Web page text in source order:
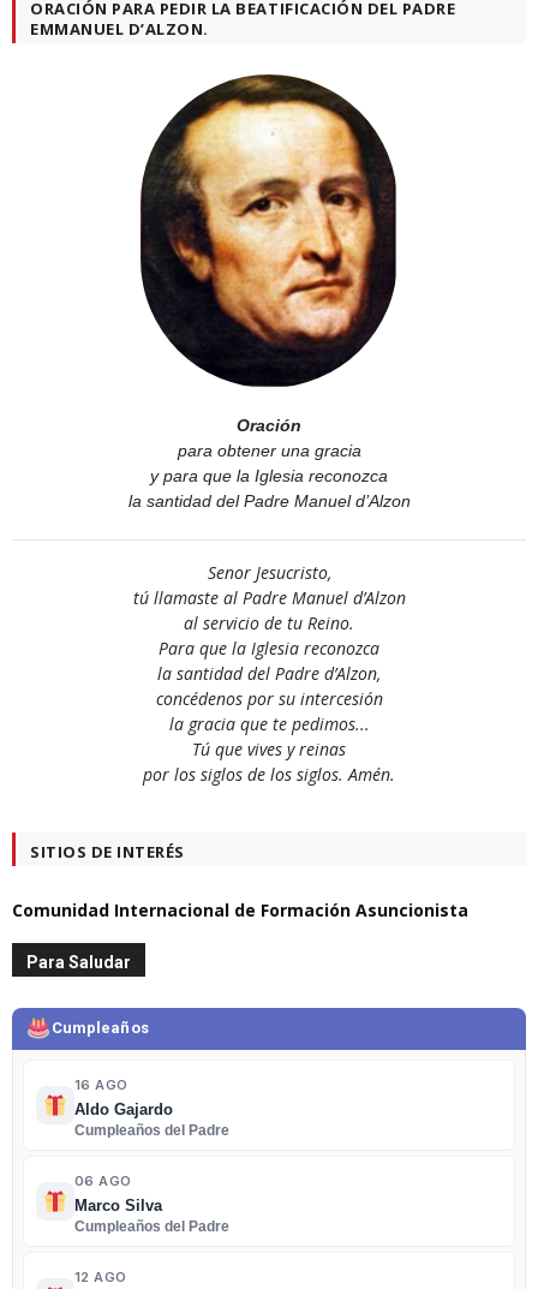
ORACIÓN PARA PEDIR LA BEATIFICACIÓN DEL PADRE
EMMANUEL D’ALZON.
Oración
para obtener una gracia
y para que la Iglesia reconozca
la santidad del Padre Manuel d’Alzon
Senor Jesucristo,
tú llamaste al Padre Manuel d’Alzon
al servicio de tu Reino.
Para que la Iglesia reconozca
la santidad del Padre d’Alzon,
concédenos por su intercesión
la gracia que te pedimos...
Tú que vives y reinas
por los siglos de los siglos. Amén.
SITIOS DE INTERÉS
Comunidad Internacional de Formación Asuncionista
Para Saludar
Cumpleaños
16 AGO
Aldo Gajardo
Cumpleaños del Padre
06 AGO
Marco Silva
Cumpleaños del Padre
12 AGO